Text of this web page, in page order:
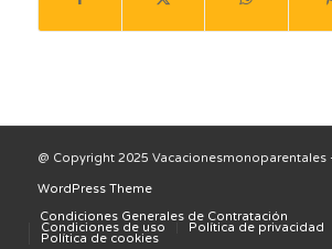
@ Copyright 2025 Vacacionesmonoparentales
WordPress Theme
Condiciones Generales de Contratación
Condiciones de uso Política de privacidad
Política de cookies